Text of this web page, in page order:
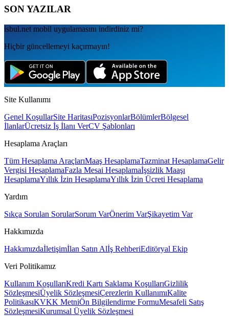
SON YAZILAR
isbul.net mobil uygulamаsını indirdiniz mi?
Hiçbir güncellemeyi kaçırmayın!
Site Kullanımı
Genel KoşullarSite HaritasıPozisyonlarBölümlerBölgesel
İlanlarÜcretsiz İş İlanı VerCV Şablonları
Hesaplama Araçları
Tüm Hesaplama AraçlarıMaaş HesaplamaTazminat HesaplamaGelir
Vergisi HesaplamaFazla Mesai Hesaplamaİşsizlik Maaşı
HesaplamaYıllık İzin HesaplamaYıllık İzin Ücreti Hesaplama
Yardım
Sıkça Sorulan SorularSorum VarÖnerim VarŞikayetim Var
Hakkımızda
Hakkımızdaİletişimİlan Satın Alİş RehberiEditöryal Ekip
Veri Politikamız
Kullanım KoşullarıKredi Kartı Saklama KoşullarıGizlilik
SözleşmesiÜyelik SözleşmesiÇerezlerin KullanımıKalite
PolitikasıKVKK MetniÖn Bilgilendirme FormuMesafeli Satış
SözleşmesiKurumsal Üyelik Sözleşmesi